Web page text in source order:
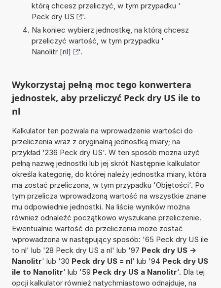
którą chcesz przeliczyć, w tym przypadku '
Peck dry US
'.
Na koniec wybierz jednostkę, na którą chcesz
przeliczyć wartość, w tym przypadku '
Nanolitr [nl]
'.
Wykorzystaj pełną moc tego konwertera
jednostek, aby przeliczyć Peck dry US ile to
nl
Kalkulator ten pozwala na wprowadzenie wartości do
przeliczenia wraz z oryginalną jednostką miary; na
przykład '236 Peck dry US'. W ten sposób można użyć
pełną nazwę jednostki lub jej skrót Następnie kalkulator
określa kategorię, do której należy jednostka miary, która
ma zostać przeliczona, w tym przypadku 'Objętości'. Po
tym przelicza wprowadzoną wartość na wszystkie znane
mu odpowiednie jednostki. Na liście wyników można
również odnaleźć początkowo wyszukane przeliczenie.
Ewentualnie wartość do przeliczenia może zostać
wprowadzona w następujący sposób: '65 Peck dry US ile
to nl' lub '28 Peck dry US a nl' lub '97 Peck dry US ->
Nanolitr' lub '30 Peck dry US = nl' lub '94 Peck dry US
ile to Nanolitr' lub '59 Peck dry US a Nanolitr'. Dla tej
opcji kalkulator również natychmiastowo odnajduje, na